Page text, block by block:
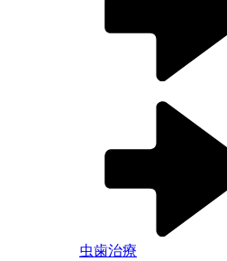
虫歯治療